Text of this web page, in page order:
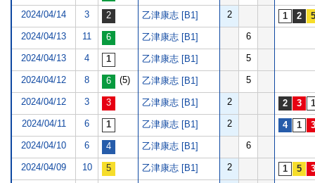
2024/04/14 3 乙津康志 [B1] 2
2024/04/13 11 乙津康志 [B1] 6
2024/04/13 4 乙津康志 [B1] 5
2024/04/12 8 (5) 乙津康志 [B1] 5
2024/04/12 3 乙津康志 [B1] 2
2024/04/11 6 乙津康志 [B1] 2
2024/04/10 6 乙津康志 [B1] 6
2024/04/09 10 乙津康志 [B1] 2